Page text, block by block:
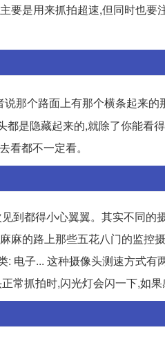
要是用来抓拍超速,但同时也要
那个路面上有那个横条起来的
是隐藏起来的,就除了你能看
都不一定看。
都得小心翼翼。其实不同的
麻的路上那些五花八门的监控
电子... 这种摄像头测速方式有
抓拍时,闪光灯会闪一下,如果